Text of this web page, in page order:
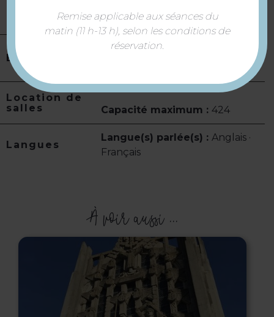
en fauteuil roulant avec aide
Equipement
Location de
salles
Capacité maximum : 424
Langues
Langue(s) parlée(s) : Anglais ·
Français
À voir aussi ...
Remise applicable aux séances du
matin (11 h-13 h), selon les conditions de
réservation.